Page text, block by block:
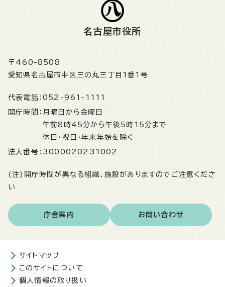
名古屋市役所
〒460-8508
愛知県名古屋市中区三の丸三丁目1番1号
代表電話： 052-961-1111
開庁時間： 月曜日から金曜日
午前8時45分から午後5時15分まで
休日・祝日・年末年始を除く
法人番号： 3000020231002
(注)開庁時間が異なる組織、施設がありますのでご注意くださ
い
庁舎案内 お問い合わせ
サイトマップ
このサイトについて
個人情報の取り扱い